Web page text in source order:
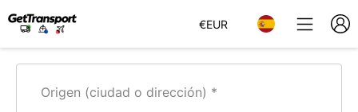
€EUR
Origen (ciudad o dirección)